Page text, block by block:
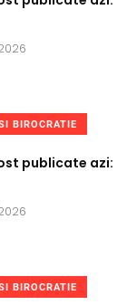
BIROCRATIE
publicate azi:
BIROCRATIE